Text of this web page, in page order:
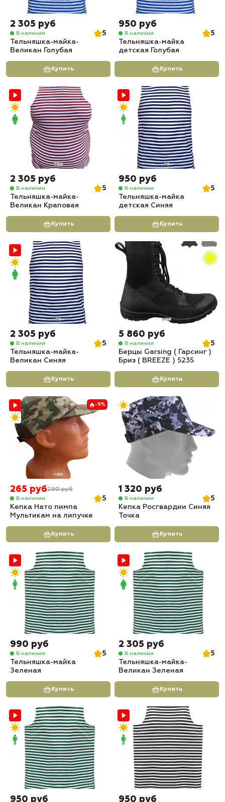
2 305 руб
В наличии
5
Тельняшка-майка-
Великан Голубая
Купить
950 руб
В наличии
5
Тельняшка-майка
детская Голубая
Купить
2 305 руб
В наличии
5
Тельняшка-майка-
Великан Краповая
Купить
950 руб
В наличии
5
Тельняшка-майка
детская Синяя
Купить
2 305 руб
В наличии
5
Тельняшка-майка-
Великан Синяя
Купить
5 860 руб
В наличии
5
Берцы Garsing ( Гарсинг )
Бриз ( BREEZE ) 5235
Купить
-9%
265 руб290 руб
В наличии
5
Кепка Нато пимпа
Мультикам на липучке
Купить
1 320 руб
В наличии
5
Кепка Росгвардии Синяя
Точка
Купить
990 руб
В наличии
5
Тельняшка-майка
Зеленая
Купить
2 305 руб
В наличии
5
Тельняшка-майка-
Великан Зеленая
Купить
950 руб 950 руб